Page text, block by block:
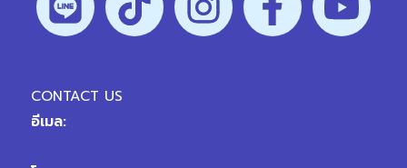
CONTACT US
อีเมล: